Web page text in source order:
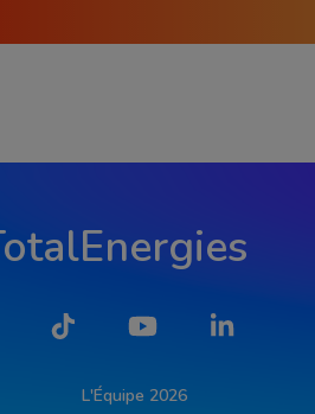
Tiktok YouTube LinkedIn
L'Équipe 2026